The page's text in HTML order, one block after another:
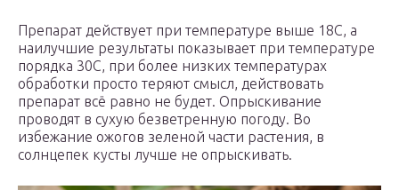
Препарат действует при температуре выше 18С, а
наилучшие результаты показывает при температуре
порядка 30С, при более низких температурах
обработки просто теряют смысл, действовать
препарат всё равно не будет. Опрыскивание
проводят в сухую безветренную погоду. Во
избежание ожогов зеленой части растения, в
солнцепек кусты лучше не опрыскивать.